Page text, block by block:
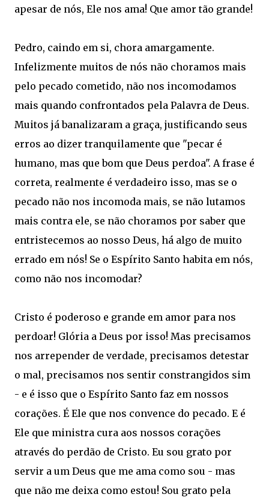
apesar de nós, Ele nos ama! Que amor tão grande!
Pedro, caindo em si, chora amargamente.
Infelizmente muitos de nós não choramos mais
pelo pecado cometido, não nos incomodamos
mais quando confrontados pela Palavra de Deus.
Muitos já banalizaram a graça, justificando seus
erros ao dizer tranquilamente que "pecar é
humano, mas que bom que Deus perdoa". A frase é
correta, realmente é verdadeiro isso, mas se o
pecado não nos incomoda mais, se não lutamos
mais contra ele, se não choramos por saber que
entristecemos ao nosso Deus, há algo de muito
errado em nós! Se o Espírito Santo habita em nós,
como não nos incomodar?
Cristo é poderoso e grande em amor para nos
perdoar! Glória a Deus por isso! Mas precisamos
nos arrepender de verdade, precisamos detestar
o mal, precisamos nos sentir constrangidos sim
- e é isso que o Espírito Santo faz em nossos
corações. É Ele que nos convence do pecado. E é
Ele que ministra cura aos nossos corações
através do perdão de Cristo. Eu sou grato por
servir a um Deus que me ama como sou - mas
que não me deixa como estou! Sou grato pela